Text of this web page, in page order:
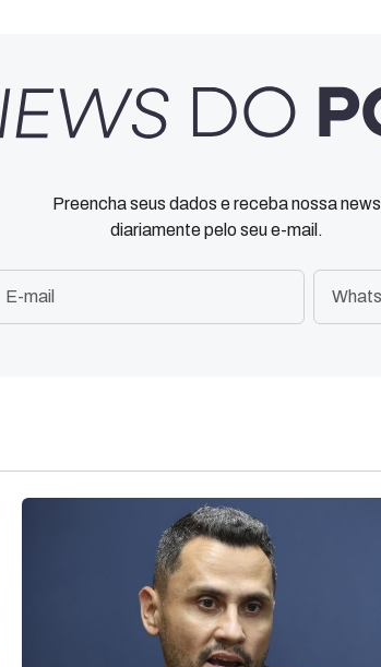
Preencha seus dados e receba nossa news
diariamente pelo seu e-mail.